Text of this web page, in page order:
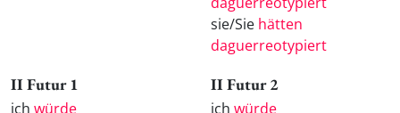
sie/Sie hätten
daguerreotypiert
II Futur 1
ich würde
II Futur 2
ich würde